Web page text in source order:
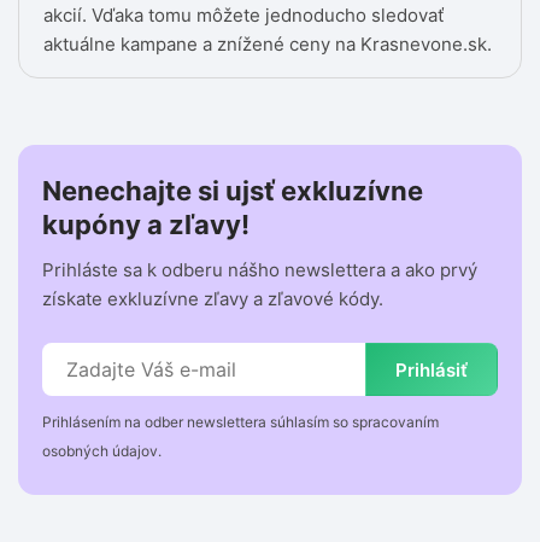
akcií. Vďaka tomu môžete jednoducho sledovať
aktuálne kampane a znížené ceny na Krasnevone.sk.
Nenechajte si ujsť exkluzívne
kupóny a zľavy!
Prihláste sa k odberu nášho newslettera a ako prvý
získate exkluzívne zľavy a zľavové kódy.
Prihlásiť
Prihlásením na odber newslettera súhlasím so spracovaním
osobných údajov.